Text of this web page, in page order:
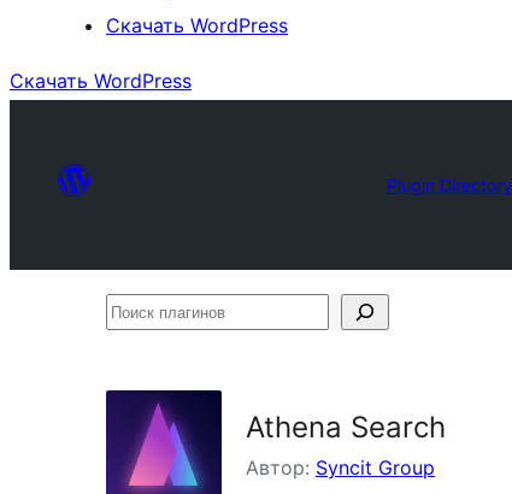
Скачать WordPress
Скачать WordPress
Plugin Directory
Поиск
Athena Search
Автор: Syncit Group